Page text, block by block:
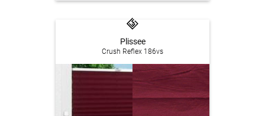
Plissee
Crush Reflex 186vs